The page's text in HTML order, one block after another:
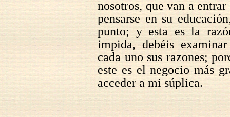
nosotros, que van a
pensarse en su
punto; y esta es la
impida, debéis
cada uno sus razones;
este es el negocio más
acceder a mi súplica.